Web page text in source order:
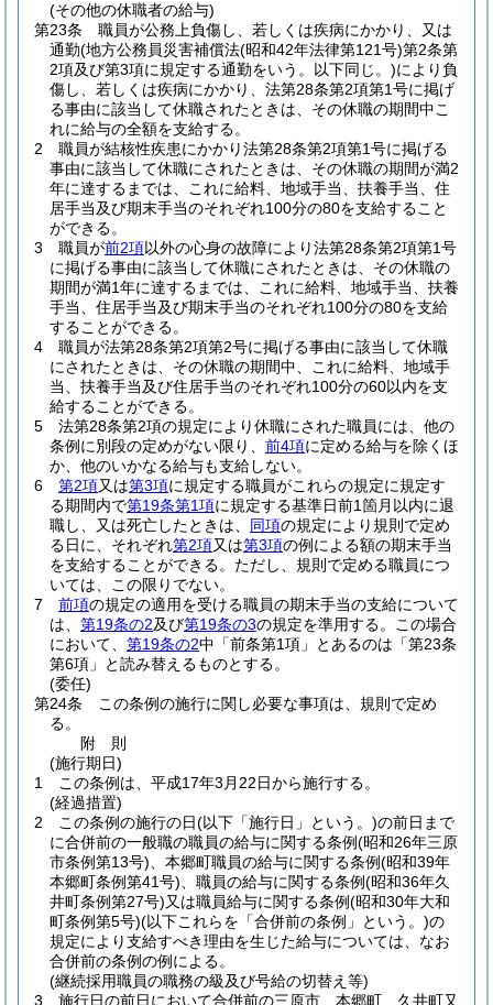
(その他の休職者の給与)
第23条
職員が公務上負傷し、若しくは疾病にかかり、又は
通勤(地方公務員災害補償法(昭和42年法律第121号)第2条第
2項及び第3項に規定する通勤をいう。以下同じ。)により負
傷し、若しくは疾病にかかり、法第28条第2項第1号に掲げ
る事由に該当して休職されたときは、その休職の期間中こ
れに給与の全額を支給する。
2
職員が結核性疾患にかかり法第28条第2項第1号に掲げる
事由に該当して休職にされたときは、その休職の期間が満2
年に達するまでは、これに給料、地域手当、扶養手当、住
居手当及び期末手当のそれぞれ100分の80を支給すること
ができる。
3
職員が前2項以外の心身の故障により法第28条第2項第1号
に掲げる事由に該当して休職にされたときは、その休職の
期間が満1年に達するまでは、これに給料、地域手当、扶養
手当、住居手当及び期末手当のそれぞれ100分の80を支給
することができる。
4
職員が法第28条第2項第2号に掲げる事由に該当して休職
にされたときは、その休職の期間中、これに給料、地域手
当、扶養手当及び住居手当のそれぞれ100分の60以内を支
給することができる。
5
法第28条第2項の規定により休職にされた職員には、他の
条例に別段の定めがない限り、 前4項に定める給与を除くほ
か、他のいかなる給与も支給しない。
6
第2項又は第3項に規定する職員がこれらの規定に規定す
る期間内で第19条第1項に規定する基準日前1箇月以内に退
職し、又は死亡したときは、 同項の規定により規則で定め
る日に、それぞれ第2項又は第3項の例による額の期末手当
を支給することができる。 ただし、規則で定める職員につ
いては、この限りでない。
7
前項の規定の適用を受ける職員の期末手当の支給について
は、 第19条の2及び第19条の3の規定を準用する。
この場合
において、 第19条の2中「前条第1項」とあるのは「第23条
第6項」と読み替えるものとする。
(委任)
第24条
この条例の施行に関し必要な事項は、規則で定め
る。
附 則
(施行期日)
1
この条例は、平成17年3月22日から施行する。
(経過措置)
2
この条例の施行の日(以下「施行日」という。)の前日まで
に合併前の一般職の職員の給与に関する条例(昭和26年三原
市条例第13号) 、本郷町職員の給与に関する条例(昭和39年
本郷町条例第41号) 、職員の給与に関する条例(昭和36年久
井町条例第27号)又は職員給与に関する条例(昭和30年大和
町条例第5号)(以下これらを「合併前の条例」という。)の
規定により支給すべき理由を生じた給与については、なお
合併前の条例の例による。
(継続採用職員の職務の級及び号給の切替え等)
3
施行日の前日において合併前の三原市、本郷町、久井町又